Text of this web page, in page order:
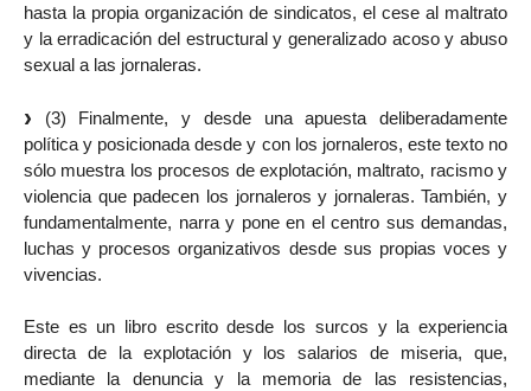
hasta la propia organización de sindicatos, el cese al maltrato
y la erradicación del estructural y generalizado acoso y abuso
sexual a las jornaleras.
(3) Finalmente, y desde una apuesta deliberadamente
política y posicionada desde y con los jornaleros, este texto no
sólo muestra los procesos de explotación, maltrato, racismo y
violencia que padecen los jornaleros y jornaleras. También, y
fundamentalmente, narra y pone en el centro sus demandas,
luchas y procesos organizativos desde sus propias voces y
vivencias.
Este es un libro escrito desde los surcos y la experiencia
directa de la explotación y los salarios de miseria, que,
mediante la denuncia y la memoria de las resistencias,